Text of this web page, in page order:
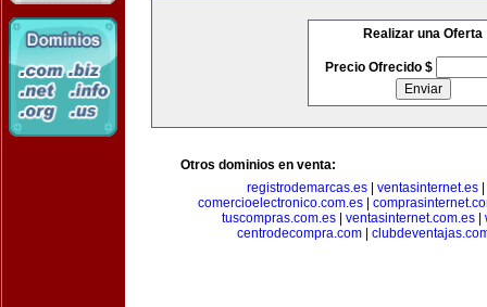
Realizar una Oferta
Precio Ofrecido $
Otros dominios en venta:
registrodemarcas.es| ventasinternet.es|
comercioelectronico.com.es
tuscompras.com.es| ventasinternet.com.es|
centrodecompra.com